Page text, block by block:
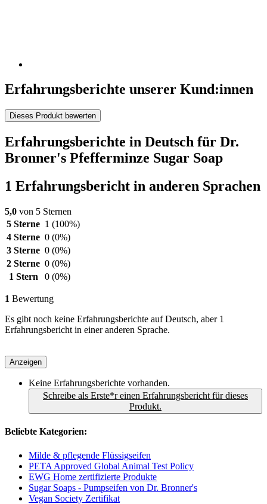
Erfahrungsberichte unserer Kund:innen
Dieses Produkt bewerten
Erfahrungsberichte in Deutsch für Dr.
Bronner's Pfefferminze Sugar Soap
1 Erfahrungsbericht in anderen Sprachen
5,0 von 5 Sternen
5 Sterne 1 (100%)
4 Sterne 0 (0%)
3 Sterne 0 (0%)
2 Sterne 0 (0%)
1 Stern
0 (0%)
1 Bewertung
Es gibt noch keine Erfahrungsberichte auf Deutsch, aber 1
Erfahrungsbericht in einer anderen Sprache.
Anzeigen
Keine Erfahrungsberichte vorhanden.
Schreibe als Erste*r einen Erfahrungsbericht für dieses
Produkt.
Beliebte Kategorien:
Milde & pflegende Flüssigseifen
PETA Approved Global Animal Test Policy
EWG Home zertifizierte Produkte
Sugar Soaps - Pumpseifen von Dr. Bronner's
Vegan Society Zertifikat